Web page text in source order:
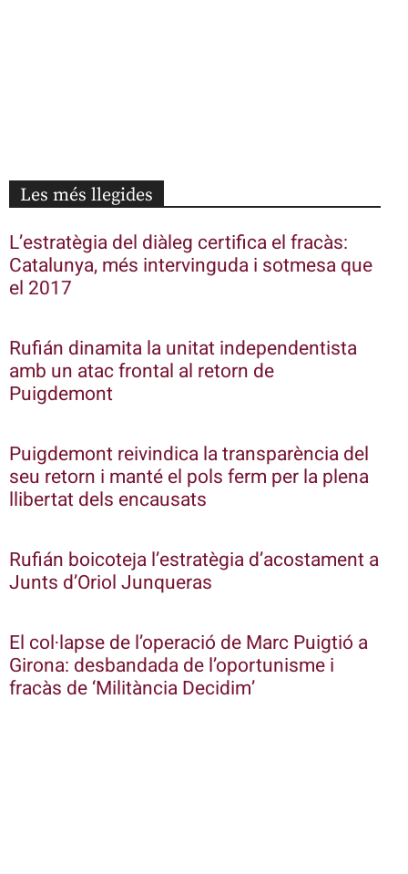
Les més llegides
L’estratègia del diàleg certifica el fracàs:
Catalunya, més intervinguda i sotmesa que
el 2017
Rufián dinamita la unitat independentista
amb un atac frontal al retorn de
Puigdemont
Puigdemont reivindica la transparència del
seu retorn i manté el pols ferm per la plena
llibertat dels encausats
Rufián boicoteja l’estratègia d’acostament a
Junts d’Oriol Junqueras
El col·lapse de l’operació de Marc Puigtió a
Girona: desbandada de l’oportunisme i
fracàs de ‘Militància Decidim’